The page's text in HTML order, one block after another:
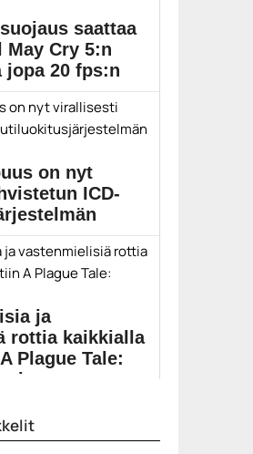
saattaa
May Cry 5:n
jopa 20 fps:n
Capcom julkaisi
on nyt
ICD-
WHO on vahvistanut
11....
ja
rottia kaikkialla
Plague Tale: